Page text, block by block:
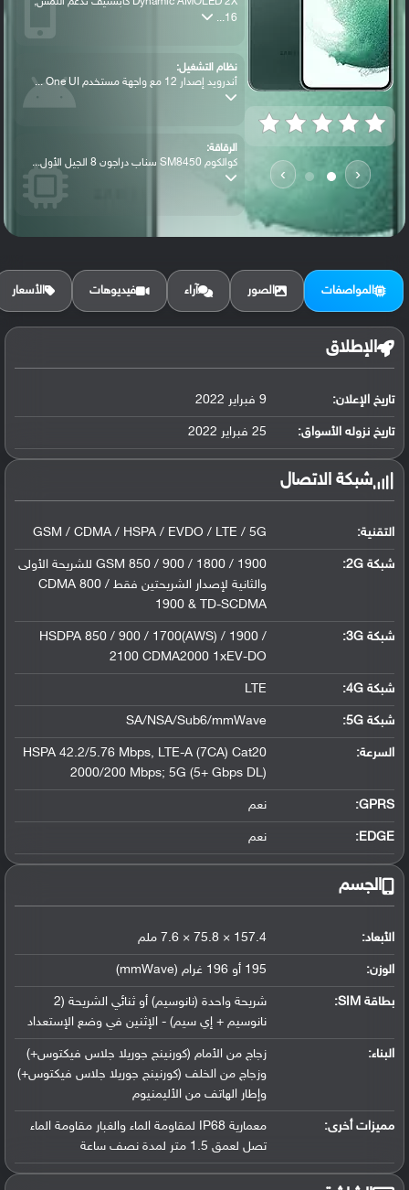
‹
›
16...
نظام التشغيل:
أندرويد إصدار 12 مع واجهة مستخدم One UI ...
الرقاقة:
كوالكوم SM8450 سناب دراجون 8 الجيل الأول...
الرام / التخزين:
البطارية:
ليثيوم بوليمر سعة 4500 مللي أمبير, غير ق...
المواصفات الصور آراء فيديوهات الأسعار
الإطلاق
تاريخ الإعلان: 9 فبراير 2022
تاريخ نزوله الأسواق: 25 فبراير 2022
شبكة الاتصال
التقنية: GSM / CDMA / HSPA / EVDO / LTE / 5G
شبكة 2G:
GSM 850 / 900 / 1800 / 1900 للشريحة الأولى
والثانية لإصدار الشريحتين فقط CDMA 800 /
1900 & TD-SCDMA
شبكة 3G :
HSDPA 850 / 900 / 1700(AWS) / 1900 /
2100 CDMA2000 1xEV-DO
شبكة 4G :
LTE
شبكة 5G :
SA/NSA/Sub6/mmWave
السرعة:
HSPA 42.2/5.76 Mbps, LTE-A (7CA) Cat20
2000/200 Mbps; 5G (5+ Gbps DL)
GPRS: نعم
EDGE: نعم
الجسم
الأبعاد: 157.4 × 75.8 × 7.6 ملم
الوزن: 195 أو 196 غرام (mmWave)
بطاقة SIM:
شريحة واحدة (نانوسيم) أو ثنائي الشريحة (2
نانوسيم + إي سيم) - الإثنين في وضع الإستعداد
البناء:
زجاج من الأمام (كورنينج جوريلا جلاس فيكتوس+)
وزجاج من الخلف (كورنينج جوريلا جلاس فيكتوس+)
وإطار الهاتف من الأليمنيوم
مميزات أخرى:
معمارية IP68 لمقاومة الماء والغبار مقاومة الماء
تصل لعمق 1.5 متر لمدة نصف ساعة